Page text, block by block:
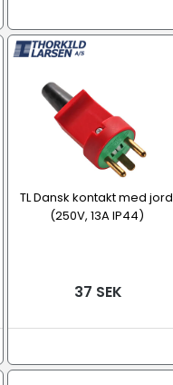
TL Dansk kontakt med jord
(250V, 13A IP44)
37 SEK